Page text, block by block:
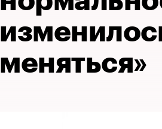
меняться»